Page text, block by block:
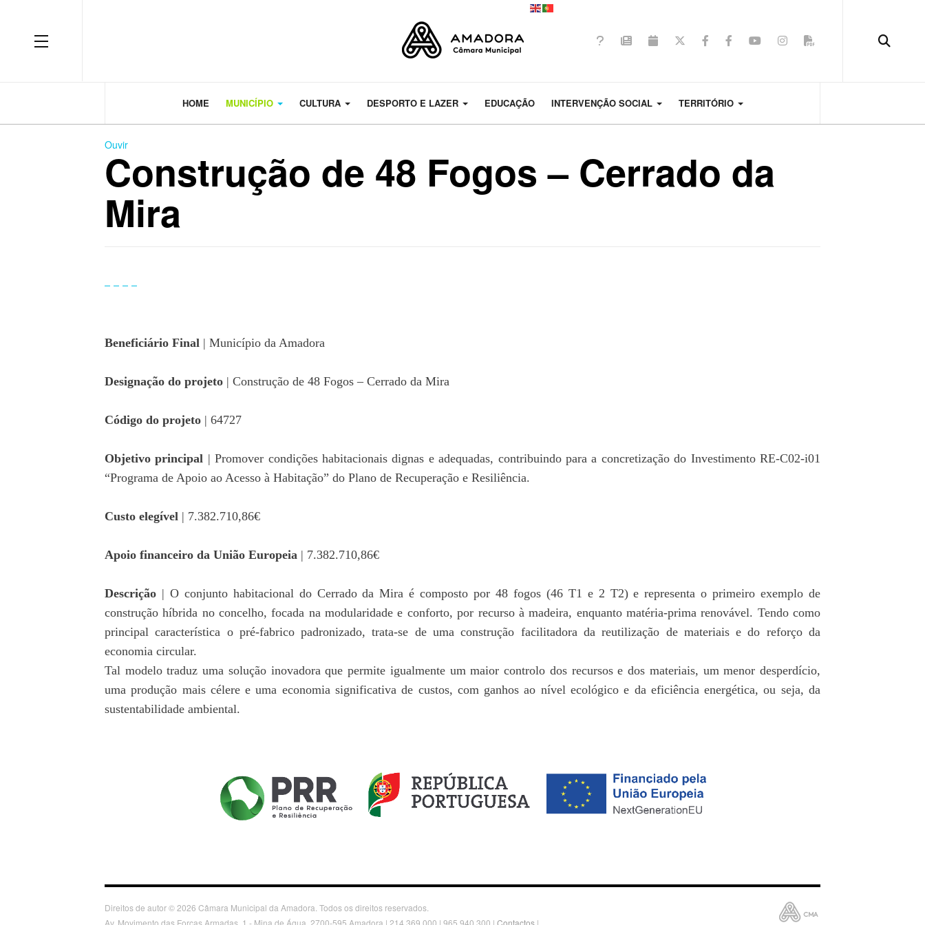
OFF CANVAS
HOME MUNICÍPIO CULTURA DESPORTO E LAZER EDUCAÇÃO INTERVENÇÃO SOCIAL TERRITÓRIO
Ouvir
Construção de 48 Fogos – Cerrado da
Mira
Beneficiário Final | Município da Amadora
Designação do projeto | Construção de 48 Fogos – Cerrado da Mira
Código do projeto | 64727
Objetivo principal | Promover condições habitacionais dignas e adequadas, contribuindo para a concretização do Investimento RE‐C02‐i01
“Programa de Apoio ao Acesso à Habitação” do Plano de Recuperação e Resiliência.
Custo elegível | 7.382.710,86€
Apoio financeiro da União Europeia | 7.382.710,86€
Descrição | O conjunto habitacional do Cerrado da Mira é composto por 48 fogos (46 T1 e 2 T2) e representa o primeiro exemplo de
construção híbrida no concelho, focada na modularidade e conforto, por recurso à madeira, enquanto matéria-prima renovável. Tendo como
principal característica o pré-fabrico padronizado, trata-se de uma construção facilitadora da reutilização de materiais e do reforço da
economia circular.
Tal modelo traduz uma solução inovadora que permite igualmente um maior controlo dos recursos e dos materiais, um menor desperdício,
uma produção mais célere e uma economia significativa de custos, com ganhos ao nível ecológico e da eficiência energética, ou seja, da
sustentabilidade ambiental.
Direitos de autor © 2026 Câmara Municipal da Amadora. Todos os direitos reservados.
Av. Movimento das Forças Armadas, 1 - Mina de Água, 2700-595 Amadora | 214 369 000 | 965 940 300 | Contactos |